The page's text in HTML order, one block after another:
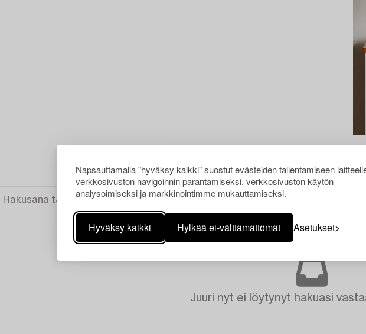
Napsauttamalla "hyväksy kaikki" suostut evästeiden tallentamiseen
verkkosivuston navigoinnin parantamiseksi, verkkosivuston käytön
analysoimiseksi ja markkinointimme mukauttamiseksi.
Hyväksy kaikki Hylkää ei-välttämättömät Asetukset
Juuri nyt ei löytynyt hakuasi